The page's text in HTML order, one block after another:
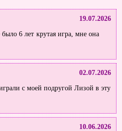
19.07.2026
было 6 лет крутая игра, мне она
02.07.2026
с моей подругой Лизой в эту
10.06.2026